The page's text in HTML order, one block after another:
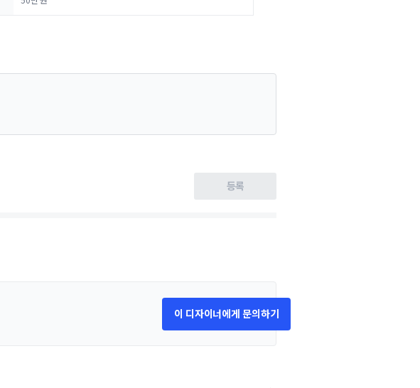
등록
이 디자이너에게 문의하기